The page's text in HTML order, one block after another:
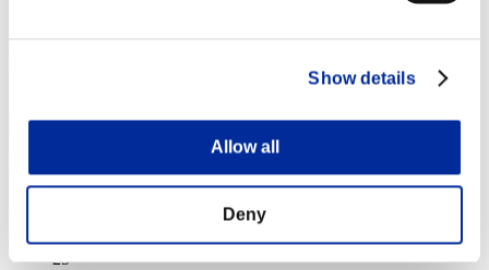
Show details
Allow all
Deny
RANK
25